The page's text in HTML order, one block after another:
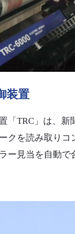
装置
「TRC」は、新
クを読み取りコ
ー見当を自動で